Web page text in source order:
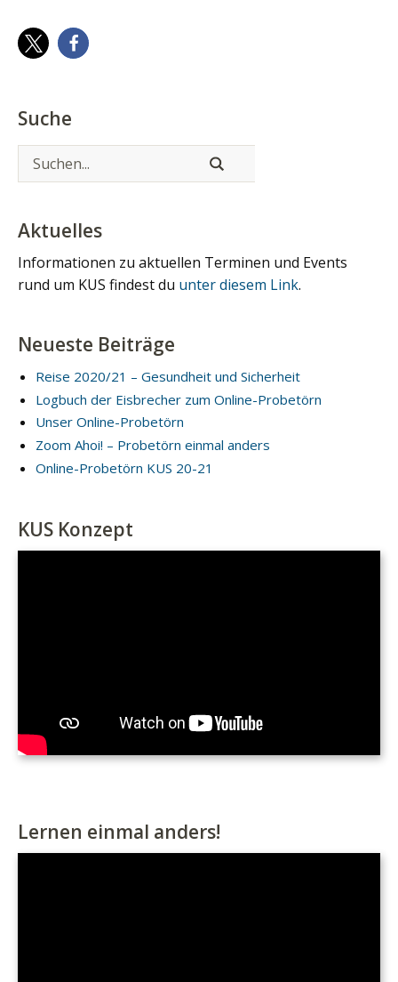
Suche
Aktuelles
Informationen zu aktuellen Terminen und Events
rund um KUS findest du unter diesem Link.
Neueste Beiträge
Reise 2020/21 – Gesundheit und Sicherheit
Logbuch der Eisbrecher zum Online-Probetörn
Unser Online-Probetörn
Zoom Ahoi! – Probetörn einmal anders
Online-Probetörn KUS 20-21
KUS Konzept
Lernen einmal anders!